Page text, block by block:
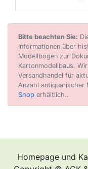
Bitte beachten Sie:
Informationen über
Modellbogen zur
Kartonmodellbaus.
Versandhandel für
Anzahl antiquarischer
Shop erhältlich..
Homepage und